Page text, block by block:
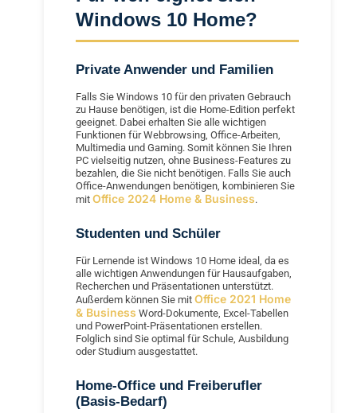
Windows 10 Home?
Private Anwender und Familien
Falls Sie Windows 10 für den privaten Gebrauch
zu Hause benötigen, ist die Home-Edition perfekt
geeignet. Dabei erhalten Sie alle wichtigen
Funktionen für Webbrowsing, Office-Arbeiten,
Multimedia und Gaming. Somit können Sie Ihren
PC vielseitig nutzen, ohne Business-Features zu
bezahlen, die Sie nicht benötigen. Falls Sie auch
Office-Anwendungen benötigen, kombinieren Sie
mit Office 2024 Home & Business.
Studenten und Schüler
Für Lernende ist Windows 10 Home ideal, da es
alle wichtigen Anwendungen für Hausaufgaben,
Recherchen und Präsentationen unterstützt.
Außerdem können Sie mit Office 2021 Home
& Business Word-Dokumente, Excel-Tabellen
und PowerPoint-Präsentationen erstellen.
Folglich sind Sie optimal für Schule, Ausbildung
oder Studium ausgestattet.
Home-Office und Freiberufler
(Basis-Bedarf)